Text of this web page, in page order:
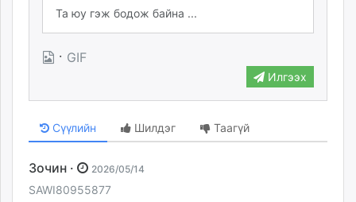
· GIF
Илгээх
Сүүлийн Шилдэг Таагүй
Зочин · 2026/05/14
SAWI80955877